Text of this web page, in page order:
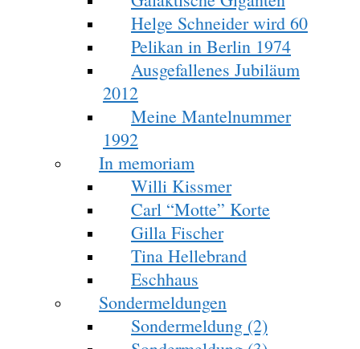
Helge Schneider wird 60
Pelikan in Berlin 1974
Ausgefallenes Jubiläum
2012
Meine Mantelnummer
1992
In memoriam
Willi Kissmer
Carl “Motte” Korte
Gilla Fischer
Tina Hellebrand
Eschhaus
Sondermeldungen
Sondermeldung (2)